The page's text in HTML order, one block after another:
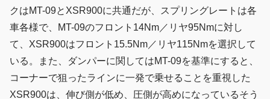
クはMT-09とXSR900に共通だが、スプリングレートは各
車各様で、MT-09のフロント14Nm／リヤ95Nmに対し
て、XSR900はフロント15.5Nm／リヤ115Nmを選択して
いる。また、ダンパーに関してはMT-09を基準にすると、
コーナーで狙ったラインに一発で乗せることを重視した
XSR900は、伸び側が低め、圧側が高めになっているそう